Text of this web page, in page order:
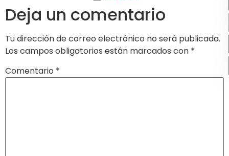
Deja un comentario
Tu dirección de correo electrónico no será publicada.
Los campos obligatorios están marcados con *
Comentario *